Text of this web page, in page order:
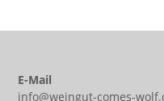
E-Mail
info@weingut-comes-